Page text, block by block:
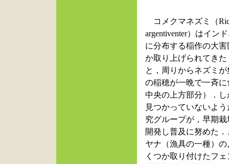
コメクマネズミ（
argentiventer）はイン
に分布する稲作の大
か取り上げられてき
と，周りからネズミ
の稲穂が一晩で一斉
中央の上方部分）．
見つかっていないよ
究グループが，早期
開発し普及に努めた
ヤナ（漁具の一種）
くつか取り付けたフ